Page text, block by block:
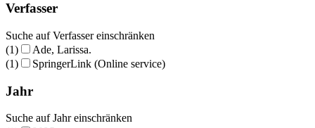
Verfasser
Suche auf Verfasser einschränken
(1)
Ade, Larissa.
(1)
SpringerLink (Online service)
Jahr
Suche auf Jahr einschränken